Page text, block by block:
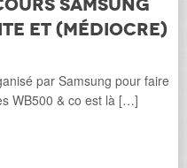
Samsung
et (médiocre)
par Samsung pour faire
WB500 & co est là […]